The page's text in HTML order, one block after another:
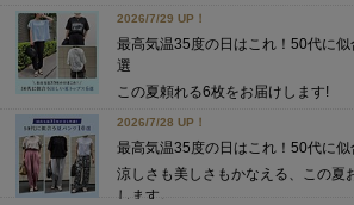
2026/7/29 UP！
最高気温35度の日はこれ！50代に
選
この夏頼れる6枚をお届けします!
2026/7/28 UP！
最高気温35度の日はこれ！50代に
涼しさも美しさもかなえる、この夏
します。